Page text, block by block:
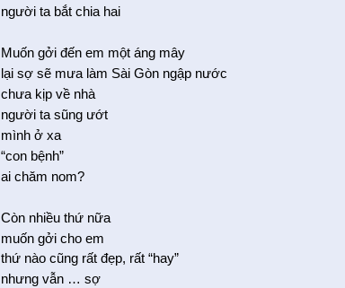
người ta bắt chia hai
Muốn gởi đến em một áng mây
lại sợ sẽ mưa làm Sài Gòn ngập nước
chưa kịp về nhà
người ta sũng ướt
mình ở xa
“con bệnh”
ai chăm nom?
Còn nhiều thứ nữa
muốn gởi cho em
thứ nào cũng rất đẹp, rất “hay”
nhưng vẫn … sợ